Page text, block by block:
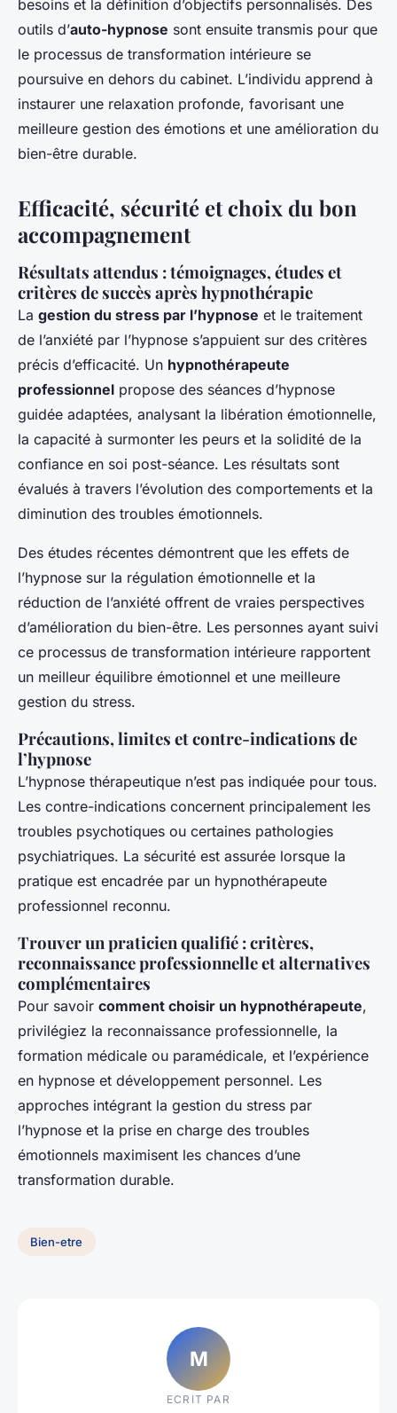
besoins et la définition d’objectifs personnalisés. Des
outils d’auto-hypnose sont ensuite transmis pour que
le processus de transformation intérieure se
poursuive en dehors du cabinet. L’individu apprend à
instaurer une relaxation profonde, favorisant une
meilleure gestion des émotions et une amélioration du
bien-être durable.
Efficacité, sécurité et choix du bon
accompagnement
Résultats attendus : témoignages, études et
critères de succès après hypnothérapie
La gestion du stress par l’hypnose et le traitement
de l’anxiété par l’hypnose s’appuient sur des critères
précis d’efficacité. Un hypnothérapeute
professionnel propose des séances d’hypnose
guidée adaptées, analysant la libération émotionnelle,
la capacité à surmonter les peurs et la solidité de la
confiance en soi post-séance. Les résultats sont
évalués à travers l’évolution des comportements et la
diminution des troubles émotionnels.
Des études récentes démontrent que les effets de
l’hypnose sur la régulation émotionnelle et la
réduction de l’anxiété offrent de vraies perspectives
d’amélioration du bien-être. Les personnes ayant suivi
ce processus de transformation intérieure rapportent
un meilleur équilibre émotionnel et une meilleure
gestion du stress.
Précautions, limites et contre-indications de
l’hypnose
L’hypnose thérapeutique n’est pas indiquée pour tous.
Les contre-indications concernent principalement les
troubles psychotiques ou certaines pathologies
psychiatriques. La sécurité est assurée lorsque la
pratique est encadrée par un hypnothérapeute
professionnel reconnu.
Trouver un praticien qualifié : critères,
reconnaissance professionnelle et alternatives
complémentaires
Pour savoir comment choisir un hypnothérapeute,
privilégiez la reconnaissance professionnelle, la
formation médicale ou paramédicale, et l’expérience
en hypnose et développement personnel. Les
approches intégrant la gestion du stress par
l’hypnose et la prise en charge des troubles
émotionnels maximisent les chances d’une
transformation durable.
Bien-etre
M
ECRIT PAR